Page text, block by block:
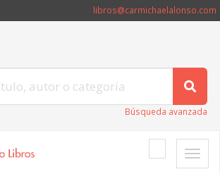
libros@carmichaelalonso.com
Búsqueda avanzada
Toggle